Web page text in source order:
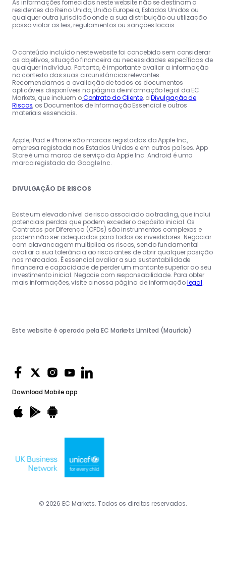
As informações fornecidas neste website não se destinam a
residentes do Reino Unido, União Europeia, Estados Unidos ou
qualquer outra jurisdição onde a sua distribuição ou utilização
possa violar as leis, regulamentos ou sanções locais.
O conteúdo incluído neste website foi concebido sem considerar
os objetivos, situação financeira ou necessidades específicas de
qualquer indivíduo. Portanto, é importante avaliar a informação
no contexto das suas circunstâncias relevantes.
Recomendamos a avaliação de todos os documentos
aplicáveis disponíveis na página de informação legal da EC
Markets, que incluem oContrato do Cliente, aDivulgação de
Riscos, os Documentos de Informação Essencial e outros
materiais essenciais.
Apple, iPad e iPhone são marcas registadas da Apple Inc.,
empresa registada nos Estados Unidos e em outros países. App
Store é uma marca de serviço da Apple Inc. Android é uma
marca registada da Google Inc.
DIVULGAÇÃO DE RISCOS
Existe um elevado nível de risco associado ao trading, que inclui
potenciais perdas que podem exceder o depósito inicial. Os
Contratos por Diferença (CFDs) são instrumentos complexos e
podem não ser adequados para todos os investidores. Negociar
com alavancagem multiplica os riscos, sendo fundamental
avaliar a sua tolerância ao risco antes de abrir qualquer posição
nos mercados. É essencial avaliar a sua sustentabilidade
financeira e capacidade de perder um montante superior ao seu
investimento inicial. Negocie com responsabilidade. Para obter
mais informações, visite a nossa página de informaçãolegal.
Download Mobile app
Este website é operado pela EC Markets Limited (Maurícia)
© 2026 EC Markets. Todos os direitos reservados.